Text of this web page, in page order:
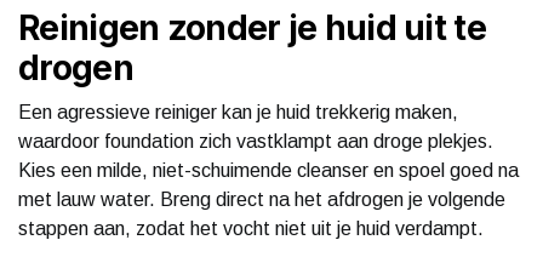
Reinigen zonder je huid uit te
drogen
Een agressieve reiniger kan je huid trekkerig maken,
waardoor foundation zich vastklampt aan droge plekjes.
Kies een milde, niet-schuimende cleanser en spoel goed na
met lauw water. Breng direct na het afdrogen je volgende
stappen aan, zodat het vocht niet uit je huid verdampt.